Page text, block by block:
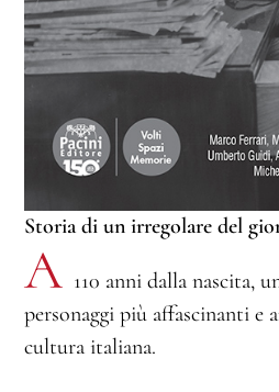
Storia di un irregolare del
A 110 anni dalla nascita,
personaggi più affascinanti e
cultura italiana.